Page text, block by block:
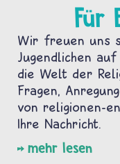
Für
Wir freuen uns
Jugendlichen
die Welt der
Fragen,
von religionen-
Ihre Nachricht.
mehr lesen